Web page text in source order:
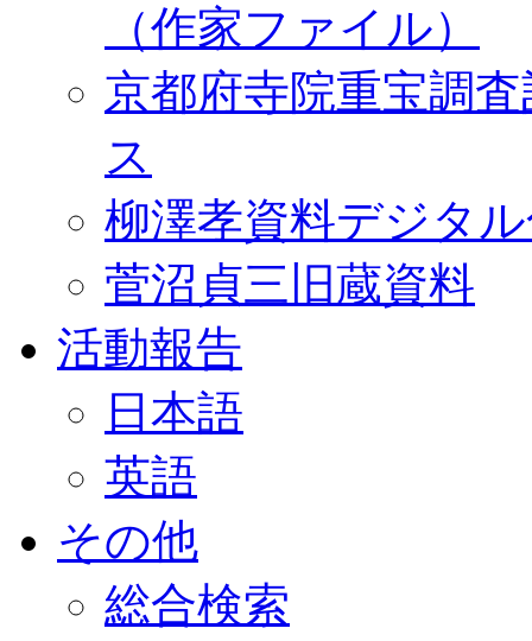
（作家ファイル）
京都府寺院重宝調
ス
柳澤孝資料デジタ
菅沼貞三旧蔵資料
活動報告
日本語
英語
その他
総合検索